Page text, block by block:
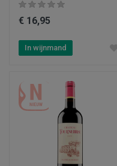
€ 16,95
In wijnmand